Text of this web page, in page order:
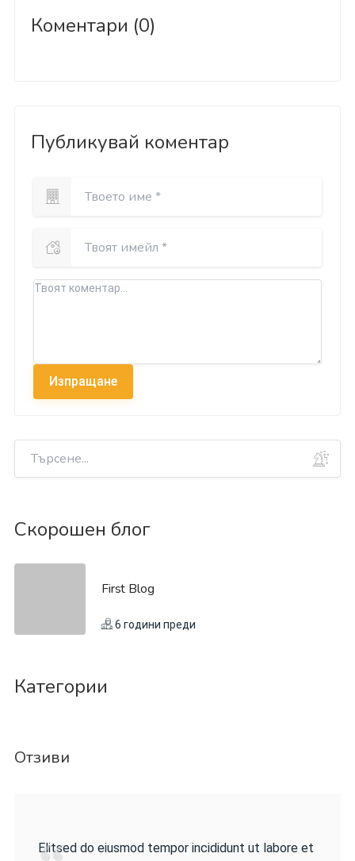
Коментари (0)
Публикувай коментар
Изпращане
Скорошен блог
First Blog
6 години преди
Категории
Отзиви
Elitsed do eiusmod tempor incididunt ut labore et